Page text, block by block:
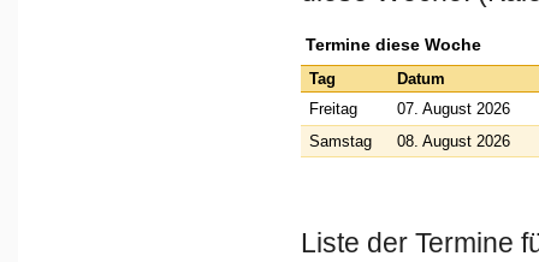
Termine diese Woche
Tag
Datum
Freitag
07. August 2026
Samstag
08. August 2026
Liste der Termine